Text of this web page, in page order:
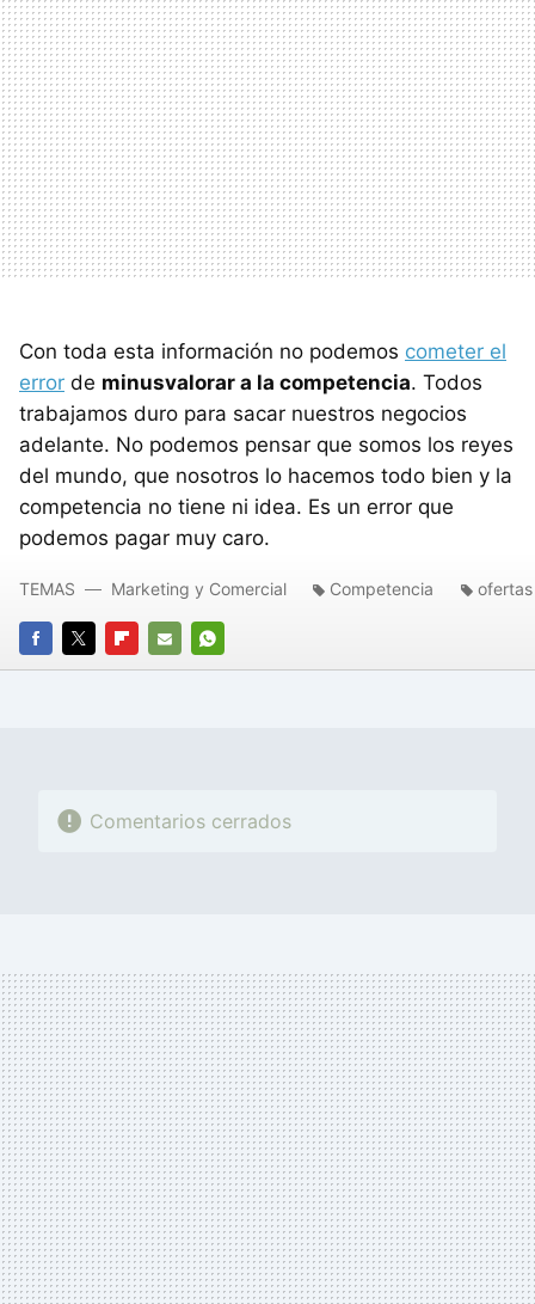
Con toda esta información no podemos cometer el
error de minusvalorar a la competencia. Todos
trabajamos duro para sacar nuestros negocios
adelante. No podemos pensar que somos los reyes
del mundo, que nosotros lo hacemos todo bien y la
competencia no tiene ni idea. Es un error que
podemos pagar muy caro.
FACEBOOK
TWITTERFLIPBOARD
E-
WHATSAPP
TEMAS Marketing y Comercial Competencia ofertas
Comentarios cerrados